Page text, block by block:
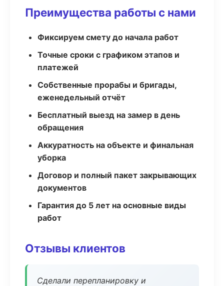
Преимущества работы с нами
Фиксируем смету до начала работ
Точные сроки с графиком этапов и
платежей
Собственные прорабы и бригады,
еженедельный отчёт
Бесплатный выезд на замер в день
обращения
Аккуратность на объекте и финальная
уборка
Договор и полный пакет закрывающих
документов
Гарантия до 5 лет на основные виды
работ
Отзывы клиентов
Сделали перепланировку и